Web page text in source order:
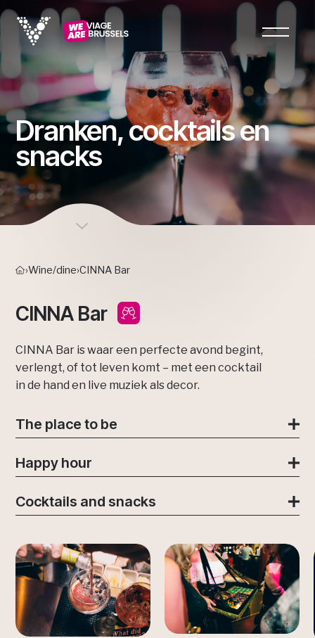
Dranken, cocktails en
snacks
›Wine/dine›CINNA Bar
CINNA Bar
CINNA Bar is waar een perfecte avond begint,
verlengt, of tot leven komt – met een cocktail
in de hand en live muziek als decor.
The place to be
Happy hour
Cocktails and snacks